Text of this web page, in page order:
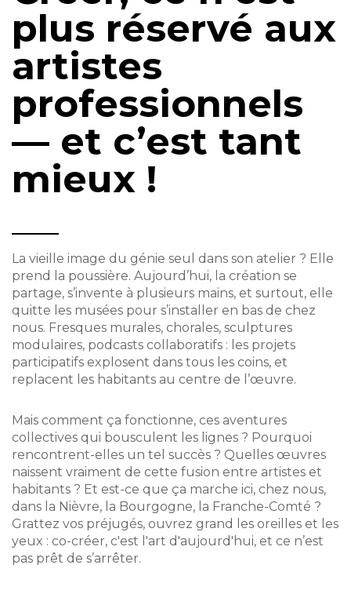
plus réservé aux
artistes
professionnels
— et c’est tant
mieux !
La vieille image du génie seul dans son atelier ? Elle
prend la poussière. Aujourd’hui, la création se
partage, s’invente à plusieurs mains, et surtout, elle
quitte les musées pour s’installer en bas de chez
nous. Fresques murales, chorales, sculptures
modulaires, podcasts collaboratifs : les projets
participatifs explosent dans tous les coins, et
replacent les habitants au centre de l’œuvre.
Mais comment ça fonctionne, ces aventures
collectives qui bousculent les lignes ? Pourquoi
rencontrent-elles un tel succès ? Quelles œuvres
naissent vraiment de cette fusion entre artistes et
habitants ? Et est-ce que ça marche ici, chez nous,
dans la Nièvre, la Bourgogne, la Franche-Comté ?
Grattez vos préjugés, ouvrez grand les oreilles et les
yeux : co-créer, c'est l'art d'aujourd'hui, et ce n’est
pas prêt de s’arrêter.